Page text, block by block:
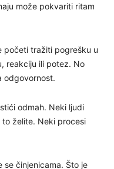
može pokvariti ritam
početi tražiti pogrešku u
reakciju ili potez. No
odgovornost.
odmah. Neki ljudi
želite. Neki procesi
se činjenicama. Što je